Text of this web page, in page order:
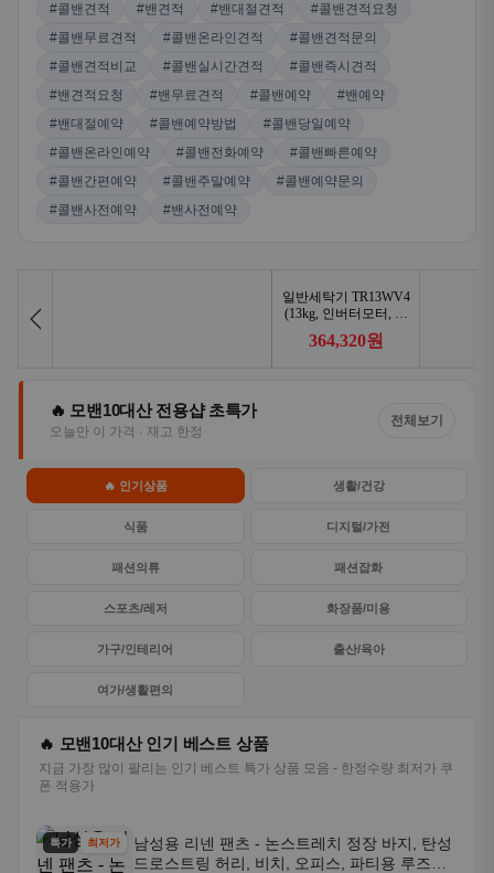
#콜밴견적
#밴견적 #밴대절견적
#콜밴견적요청
#콜밴무료견적
#콜밴온라인견적
#콜밴견적문의
#콜밴견적비교
#콜밴실시간견적
#콜밴즉시견적
#밴견적요청
#밴무료견적 #콜밴예약
#밴예약
#밴대절예약
#콜밴예약방법
#콜밴당일예약
#콜밴온라인예약
#콜밴전화예약
#콜밴빠른예약
#콜밴간편예약
#콜밴주말예약
#콜밴예약문의
#콜밴사전예약
#밴사전예약
🔥 모밴10대산 전용샵 초특가
오늘만 이 가격 · 재고 한정
전체보기
🔥 인기상품 생활/건강
식품 디지털/가전
패션의류 패션잡화
스포츠/레저 화장품/미용
가구/인테리어 출산/육아
여가/생활편의
🔥 모밴10대산 인기 베스트 상품
지금 가장 많이 팔리는 인기 베스트 특가 상품 모음 - 한정수량 최저가 쿠
폰 적용가
특가 최저가
남성용 리넨 팬츠 - 논스트레치 정장 바지, 탄성
드로스트링 허리, 비치, 오피스, 파티용 루즈핏